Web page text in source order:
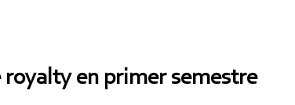
royalty en primer semestre